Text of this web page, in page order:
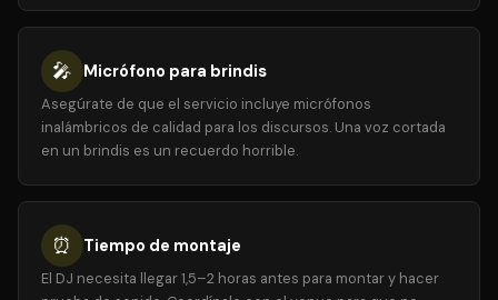
🎤 Micrófono para brindis
Asegúrate de que el servicio incluye micrófonos
inalámbricos de calidad para los discursos. Una voz cortada
en un brindis es un recuerdo horrible.
⏰ Tiempo de montaje
El DJ necesita llegar 1,5–2 horas antes para montar y hacer